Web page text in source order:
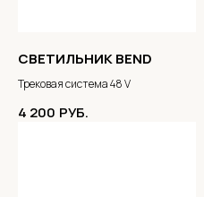
СВЕТИЛЬНИК BEND
Трековая система 48 V
4 200 РУБ.